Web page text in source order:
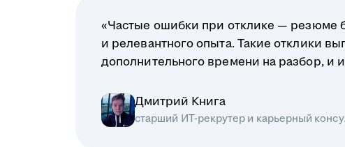
«Частые ошибки при отклике — резюме
и релевантного опыта. Такие отклики
дополнительного времени на разбор, и
Дмитрий Книга
старший ИТ-рекрутер и карьерный